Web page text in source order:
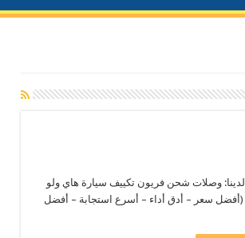
وصلات شحن فريون تكييف سيارة هاي ولو
سعر – أدق أداء – أسرع استجابة – أفضل